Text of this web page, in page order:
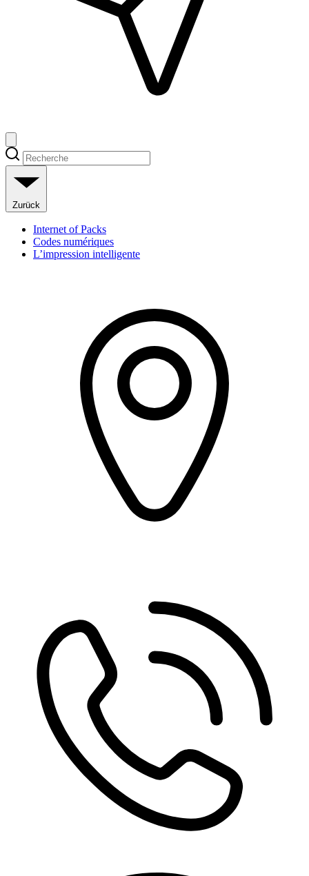
Zurück
Internet of Packs
Codes numériques
L’impression intelligente